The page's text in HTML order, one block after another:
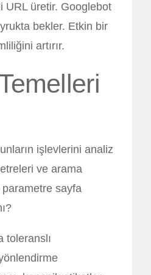
URL üretir. Googlebot
bekler. Etkin bir
artırır.
işlevlerini analiz
ve arama
parametre sayfa
toleranslı